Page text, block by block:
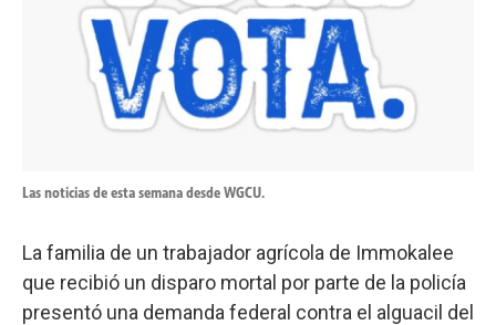
Las noticias de esta semana desde WGCU.
La familia de un trabajador agrícola de Immokalee
que recibió un disparo mortal por parte de la policía
presentó una demanda federal contra el alguacil del